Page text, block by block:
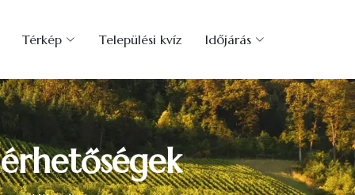
Térkép Települési kvíz Időjárás